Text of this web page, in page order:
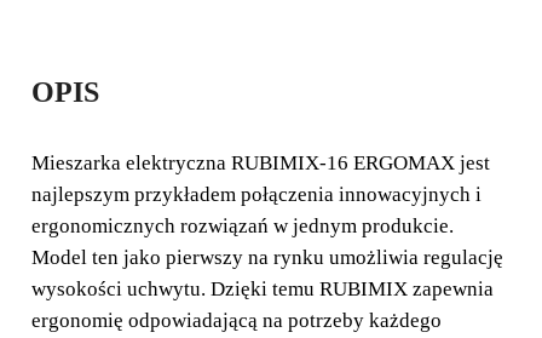
MIESZARKA
ELEKTRYCZNA
RUBIMIX-16
ERGOMAX
INNOWACYJNA I
ERGONOMICZNA.
OPIS
Mieszarka elektryczna RUBIMIX-16 ERGOMAX jest
najlepszym przykładem połączenia innowacyjnych i
ergonomicznych rozwiązań w jednym produkcie.
Model ten jako pierwszy na rynku umożliwia regulację
wysokości uchwytu. Dzięki temu RUBIMIX zapewnia
ergonomię odpowiadającą na potrzeby każdego